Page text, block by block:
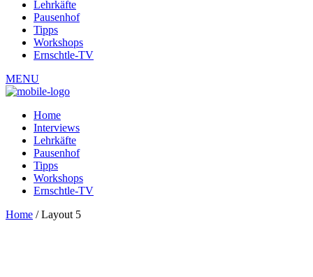
Lehrkäfte
Pausenhof
Tipps
Workshops
Ernschtle-TV
MENU
Home
Interviews
Lehrkäfte
Pausenhof
Tipps
Workshops
Ernschtle-TV
Home /Layout 5